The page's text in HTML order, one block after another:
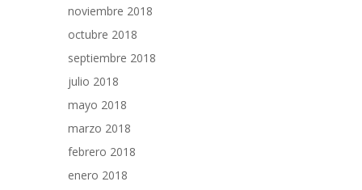
noviembre 2018
octubre 2018
septiembre 2018
julio 2018
mayo 2018
marzo 2018
febrero 2018
enero 2018